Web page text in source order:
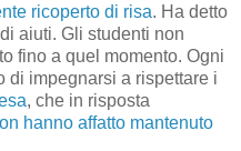
ricoperto di risa. Ha detto
aiuti. Gli studenti non
fino a quel momento. Ogni
di impegnarsi a rispettare i
, che in risposta
hanno affatto mantenuto